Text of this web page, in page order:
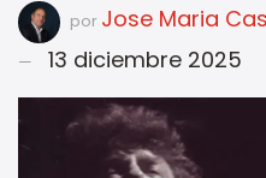
por Jose Maria
13 diciembre 2025